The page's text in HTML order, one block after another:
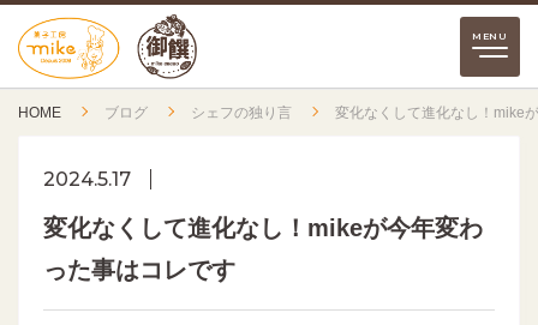
HOME ブログ シェフの独り言 変化なくして進化なし！mike
2024.5.17
変化なくして進化なし！mikeが今年変わ
った事はコレです